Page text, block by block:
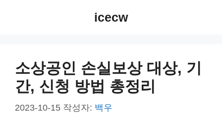
icecw
소상공인 손실보상 대상, 기
간, 신청 방법 총정리
2023-10-15 작성자: 백우